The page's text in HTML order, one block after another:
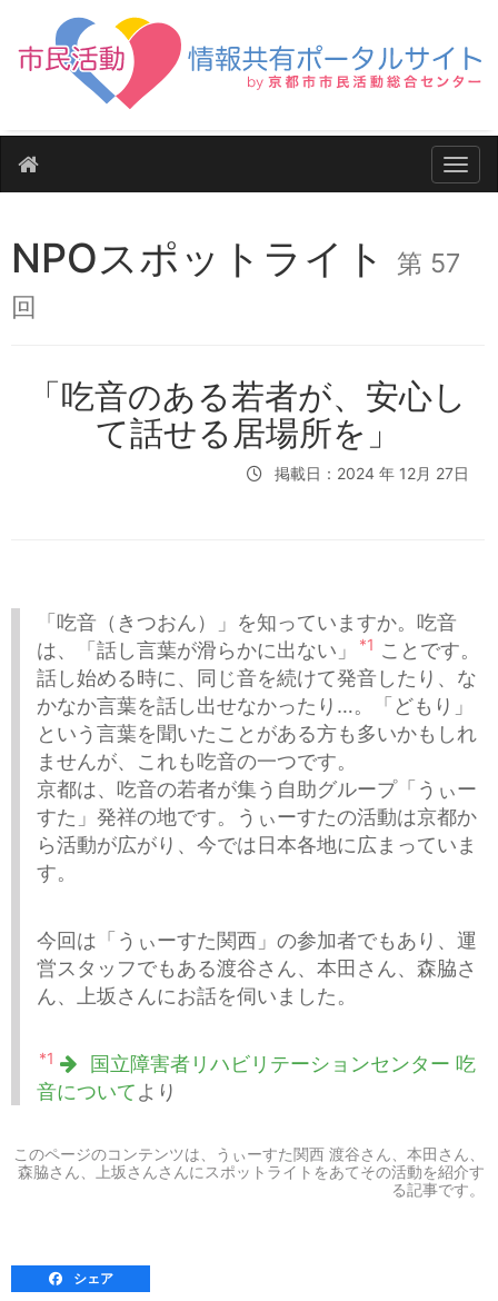
ナビ
NPOスポットライト
第 57
回
「吃音のある若者が、安心し
て話せる居場所を」
掲載日：2024 年 12月 27日
「吃音（きつおん）」を知っていますか。吃音
は、「話し言葉が滑らかに出ない」
*1 ことです。
話し始める時に、同じ音を続けて発音したり、な
かなか言葉を話し出せなかったり…。「どもり」
という言葉を聞いたことがある方も多いかもしれ
ませんが、これも吃音の一つです。
京都は、吃音の若者が集う自助グループ「うぃー
すた」発祥の地です。うぃーすたの活動は京都か
ら活動が広がり、今では日本各地に広まっていま
す。
今回は「うぃーすた関西」の参加者でもあり、運
営スタッフでもある渡谷さん、本田さん、森脇さ
ん、上坂さんにお話を伺いました。
*1
国立障害者リハビリテーションセンター 吃
音についてより
このページのコンテンツは、うぃーすた関西 渡谷さん、本田さん、
森脇さん、上坂さんさんにスポットライトをあてその活動を紹介す
る記事です。
シェア